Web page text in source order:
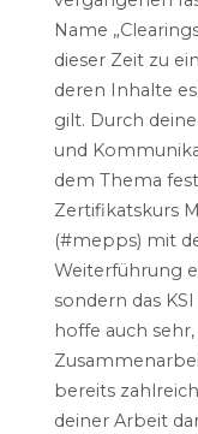
Name
dieser Zeit zu
deren Inhalte
gilt. Durch
und
dem Thema
Zertifikatskurs
(#mepps) mit
Weiterführung
sondern das
hoffe auch
bereits
deiner Arbeit